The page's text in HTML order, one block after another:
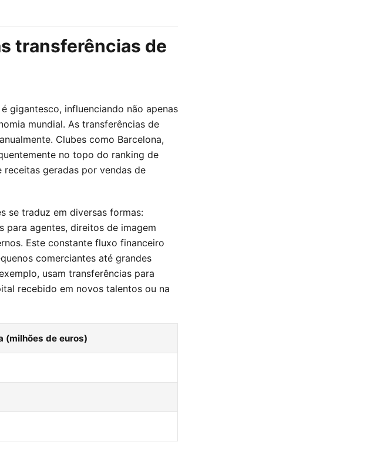
transferências de
gigantesco, influenciando não apenas
mundial. As transferências de
Clubes como Barcelona,
no topo do ranking de
geradas por vendas de
se traduz em diversas formas:
para agentes, direitos de imagem
Este constante fluxo financeiro
comerciantes até grandes
usam transferências para
recebido em novos talentos ou na
(milhões de euros)